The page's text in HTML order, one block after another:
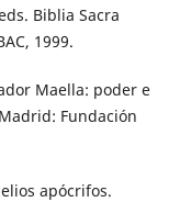
Biblia Sacra
1999.
Maella: poder e
Fundación
apócrifos.